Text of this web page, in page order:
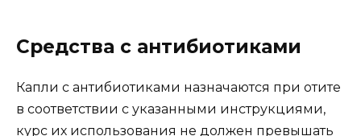
Средства с антибиотиками
Капли с антибиотиками назначаются при отите
в соответствии с указанными инструкциями,
курс их использования не должен превышать